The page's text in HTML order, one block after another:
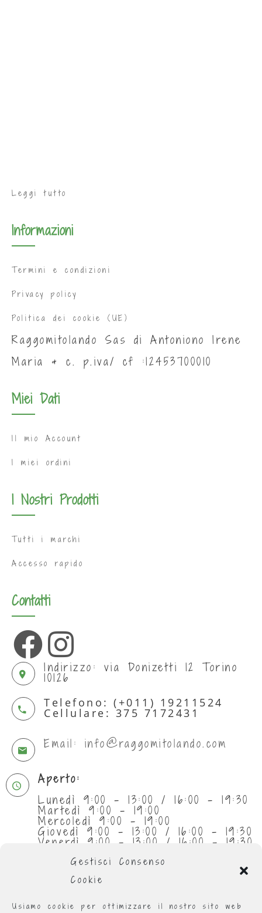
Gestisci Consenso
Cookie
Usiamo cookie per ottimizzare il nostro sito web
Leggi tutto
Informazioni
Termini e condizioni
Privacy policy
Politica dei cookie (UE)
Raggomitolando Sas di Antoniono Irene
Maria & c. p.iva/ cf :12453700010
Miei Dati
Il mio Account
I miei ordini
I Nostri Prodotti
Tutti i marchi
Accesso rapido
Contatti
Indirizzo: via Donizetti 12 Torino
10126
Telefono: (+011) 19211524
Cellulare: 375 7172431
Email: info@raggomitolando.com
Aperto:
Lunedì 9:00 - 13:00 / 16:00 - 19:30
Martedì 9:00 - 19:00
Mercoledì 9:00 - 19:00
Giovedì 9:00 - 13:00 / 16:00 - 19:30
Venerdì 9:00 - 13:00 / 16:00 - 19:30